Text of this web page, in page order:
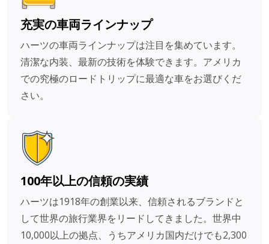
充実の車両ラインナップ
ハーツの車両ラインナップは注目を集めています。
清潔な内装、最新の技術を体験できます。アメリカ
での究極のロードトリップに最適な車をお選びくだ
さい。
100年以上の信頼の実績
ハーツは1918年の創業以来、信頼されるブランドと
して世界の旅行業界をリードしてきました。世界中
10,000以上の拠点、うちアメリカ国内だけでも2,300